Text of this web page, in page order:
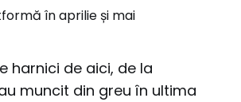
harnici de aici, de la
muncit din greu în ultima